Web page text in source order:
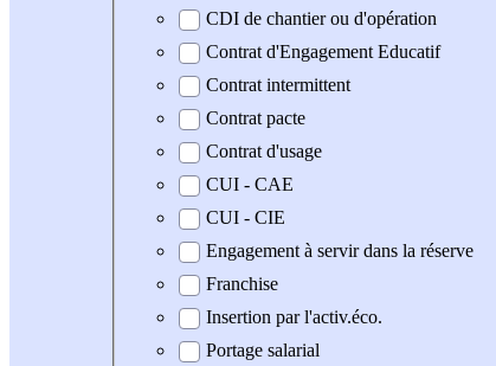
CDI de chantier ou d'opération
Contrat d'Engagement Educatif
Contrat intermittent
Contrat pacte
Contrat d'usage
CUI - CAE
CUI - CIE
Engagement à servir dans la réserve
Franchise
Insertion par l'activ.éco.
Portage salarial